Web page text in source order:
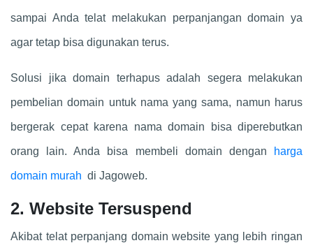
sampai Anda telat melakukan perpanjangan domain ya
agar tetap bisa digunakan terus.
Solusi jika domain terhapus adalah segera melakukan
pembelian domain untuk nama yang sama, namun harus
bergerak cepat karena nama domain bisa diperebutkan
orang lain. Anda bisa membeli domain dengan harga
domain murah di Jagoweb.
2. Website Tersuspend
Akibat telat perpanjang domain website yang lebih ringan